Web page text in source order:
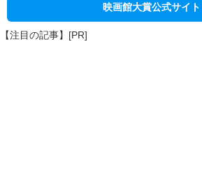
映画館大賞公式サイト
【注目の記事】[PR]